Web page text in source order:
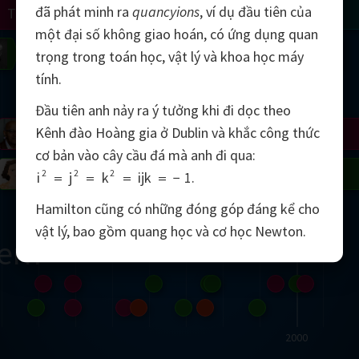
2000
Mirzakhani
Tao
Bourgain
Matiyasevich
Uhlenbeck
Easley
Penrose
Serre
Robinson
Blackwell
Gardner
Turingđã phát minh ra quancyions, ví dụ đầu tiên của
một đại số không giao hoán, có ứng dụng quan
trọng trong toán học, vật lý và khoa học máy
tính.
Đầu tiên anh nảy ra ý tưởng khi đi dọc theo
Kênh đào Hoàng gia ở Dublin và khắc công thức
cơ bản vào cây cầu đá mà anh đi qua:
i 2 = j 2 = k2 = ijk = − 1.
Hamilton cũng có những đóng góp đáng kể cho
vật lý, bao gồm quang học và cơ học Newton.